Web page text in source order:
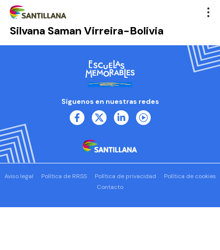
Silvana Saman Virreira-Bolivia
Síguenos en nuestras redes
Aviso legal Política de RRSS Política de privacidad
Política de cookies
Contacto